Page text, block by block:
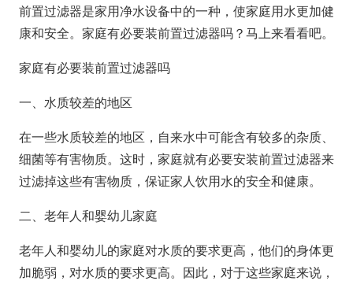
前置过滤器是家用净水设备中的一种，使家庭用水更加健
康和安全。家庭有必要装前置过滤器吗？马上来看看吧。
家庭有必要装前置过滤器吗
一、水质较差的地区
在一些水质较差的地区，自来水中可能含有较多的杂质、
细菌等有害物质。这时，家庭就有必要安装前置过滤器来
过滤掉这些有害物质，保证家人饮用水的安全和健康。
二、老年人和婴幼儿家庭
老年人和婴幼儿的家庭对水质的要求更高，他们的身体更
加脆弱，对水质的要求更高。因此，对于这些家庭来说，